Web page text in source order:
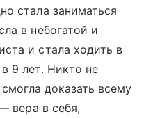
стала заниматься
в небогатой и
и стала ходить в
9 лет. Никто не
доказать всему
вера в себя,